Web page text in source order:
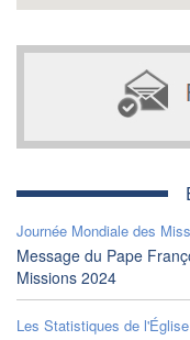
Journée Mondiale des
Message du Pape
Missions 2024
Les Statistiques de